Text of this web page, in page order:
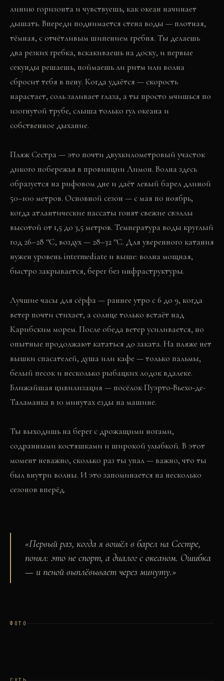
линию горизонта и чувствуешь, как океан начинает
дышать. Впереди поднимается стена воды — плотная,
тёмная, с отчётливым шипением гребня. Ты делаешь
два резких гребка, вскакиваешь на доску, и первые
секунды решаешь, поймаешь ли ритм или волна
сбросит тебя в пену. Когда удаётся — скорость
нарастает, соль заливает глаза, а ты просто мчишься по
изогнутой трубе, слыша только гул океана и
собственное дыхание.
Пляж Сестра — это почти двухкилометровый участок
дикого побережья в провинции Лимон. Волна здесь
образуется на рифовом дне и даёт левый барел длиной
50–100 метров. Основной сезон — с мая по ноябрь,
когда атлантические пассаты гонят свежие свэллы
высотой от 1,5 до 3,5 метров. Температура воды круглый
год 26–28 °C, воздух — 28–32 °C. Для уверенного катания
нужен уровень intermediate и выше: волна мощная,
быстро закрывается, берег без инфраструктуры.
Лучшие часы для сёрфа — раннее утро с 6 до 9, когда
ветер почти стихает, а солнце только встаёт над
Карибским морем. После обеда ветер усиливается, но
опытные продолжают кататься до заката. На пляже нет
вышки спасателей, душа или кафе — только пальмы,
белый песок и несколько рыбацких лодок вдалеке.
Ближайшая цивилизация — посёлок Пуэрто-Вьехо-де-
Таламанка в 10 минутах езды на машине.
Ты выходишь на берег с дрожащими ногами,
содранными костяшками и широкой улыбкой. В этот
момент неважно, сколько раз ты упал — важно, что ты
был внутри волны. И это запоминается на несколько
сезонов вперёд.
«Первый раз, когда я вошёл в барел на Сестре,
понял: это не спорт, а диалог с океаном. Ошибка
— и пеной выплёвывает через минуту.»
ФОТО